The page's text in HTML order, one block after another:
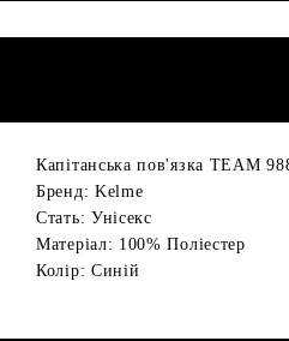
Капітанська пов'язка TEAM
Бренд: Kelme
Стать: Унісекс
Матеріал: 100% Поліестер
Колір: Синій